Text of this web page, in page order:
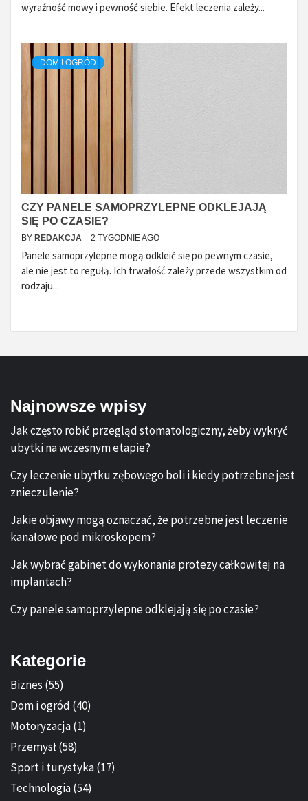
wyraźność mowy i pewność siebie. Efekt leczenia zależy...
DOM I OGRÓD
CZY PANELE SAMOPRZYLEPNE ODKLEJAJĄ
SIĘ PO CZASIE?
BY REDAKCJA 2 TYGODNIE AGO
Panele samoprzylepne mogą odkleić się po pewnym czasie,
ale nie jest to regułą. Ich trwałość zależy przede wszystkim od
rodzaju...
Najnowsze wpisy
Jak często robić przegląd stomatologiczny, żeby wykryć
ubytki na wczesnym etapie?
Czy leczenie ubytku zębowego boli i kiedy potrzebne jest
znieczulenie?
Jakie objawy mogą oznaczać, że potrzebne jest leczenie
kanałowe pod mikroskopem?
Jak wybrać gabinet do wykonania protezy całkowitej na
implantach?
Czy panele samoprzylepne odklejają się po czasie?
Kategorie
Biznes (55)
Dom i ogród (40)
Motoryzacja(1)
Przemysł(58)
Sport i turystyka(17)
Technologia(54)